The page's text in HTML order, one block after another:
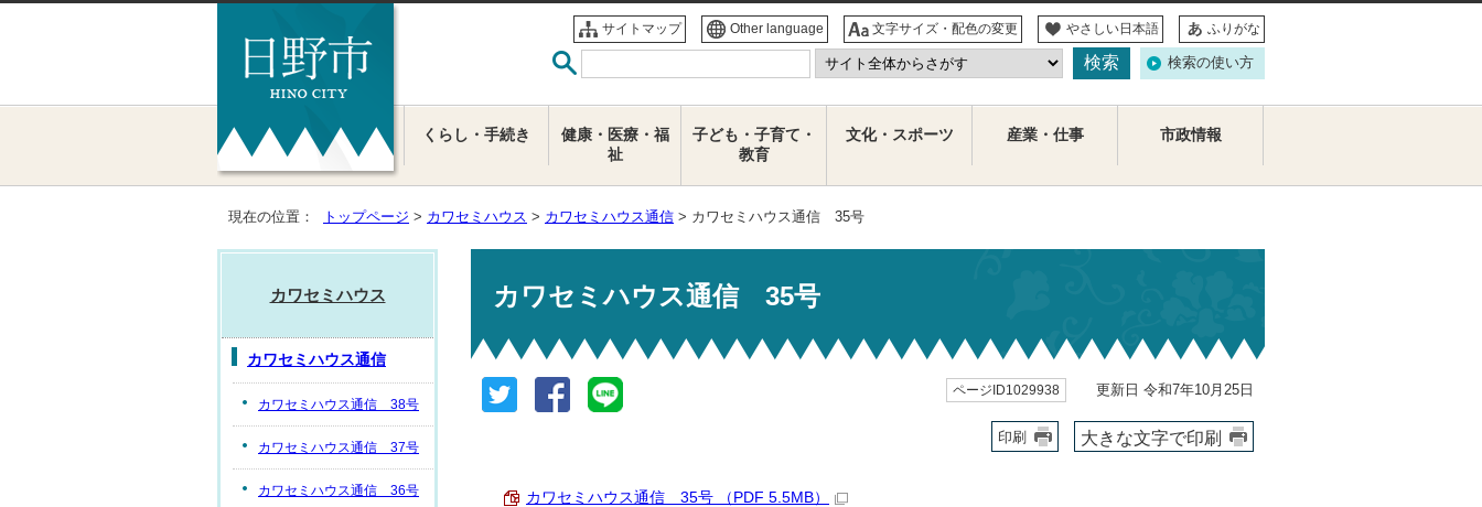
サイトマップ Other language 文字サイズ・配色の変更 やさしい日本語 ふりがな
検索の使い方
くらし・手続き
健康・医療・福
祉
子ども・子育て・
教育
文化・スポーツ 産業・仕事 市政情報
現在の位置： トップページ > カワセミハウス > カワセミハウス通信 > カワセミハウス通信 35号
カワセミハウス通信 35号
ページID1029938 更新日 令和7年10月25日
印刷 大きな文字で印刷
カワセミハウス通信 35号 （PDF 5.5MB）
カワセミハウス
カワセミハウス通信
カワセミハウス通信 38号
カワセミハウス通信 37号
カワセミハウス通信 36号